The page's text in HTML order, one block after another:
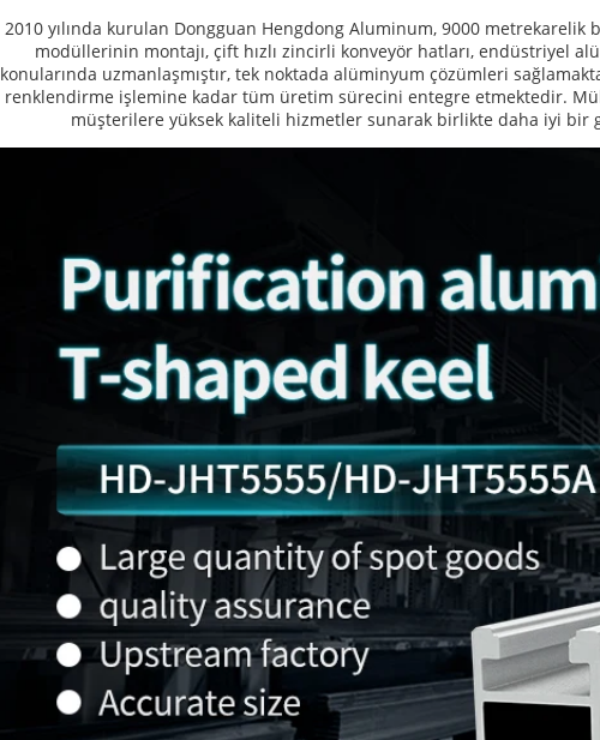
2010 yılında kurulan Dongguan Hengdong Aluminum, 9000 metrekarelik
modüllerinin montajı, çift hızlı zincirli konveyör hatları, endüstriyel
konularında uzmanlaşmıştır, tek noktada alüminyum çözümleri
renklendirme işlemine kadar tüm üretim sürecini entegre etmektedir.
müşterilere yüksek kaliteli hizmetler sunarak birlikte daha iyi bir